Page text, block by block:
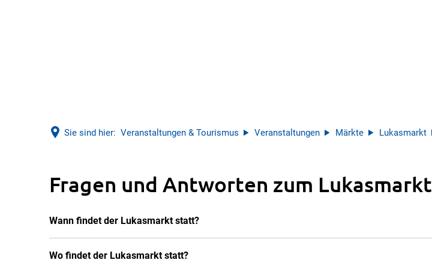
Sie sind hier: Veranstaltungen & Tourismus Veranstaltungen Märkte Lukasmarkt
FragenFragen und Antworten zum Lukasmarkt
Wann findet der Lukasmarkt statt?
Wo findet der Lukasmarkt statt?